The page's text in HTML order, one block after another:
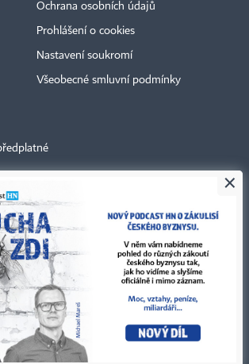
Ochrana osobních údajů
Prohlášení o cookies
Nastavení soukromí
Všeobecné smluvní podmínky
vydavatel. Bez písemného svolení vydavatele je
částí nebo celku díla, zejména rozmnožování a šíření
mechanickým nebo elektronickým, v českém nebo
vydavatele je zakázáno též rozmnožování
analýzy textů nebo dat
autorského zákona.
×